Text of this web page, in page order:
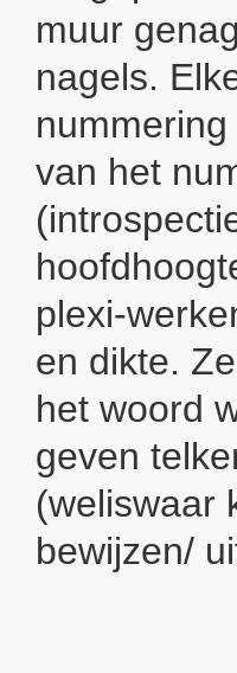
muur
nagels.
van het
plexi-
en dikte.
het woord
geven
(weliswaar
bewijzen/